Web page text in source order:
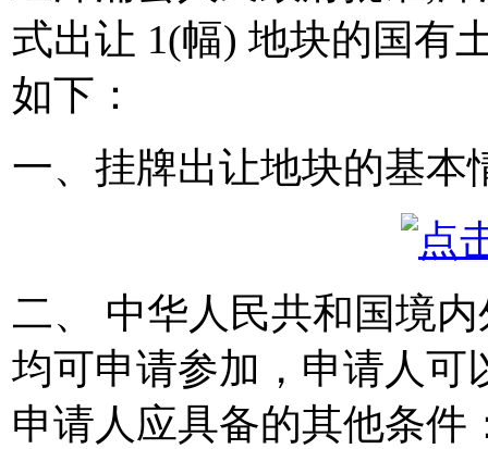
式出让 1(幅) 地块的国有
如下：
一、挂牌出让地块的基本
二、 中华人民共和国境
均可申请参加，申请人可
申请人应具备的其他条件